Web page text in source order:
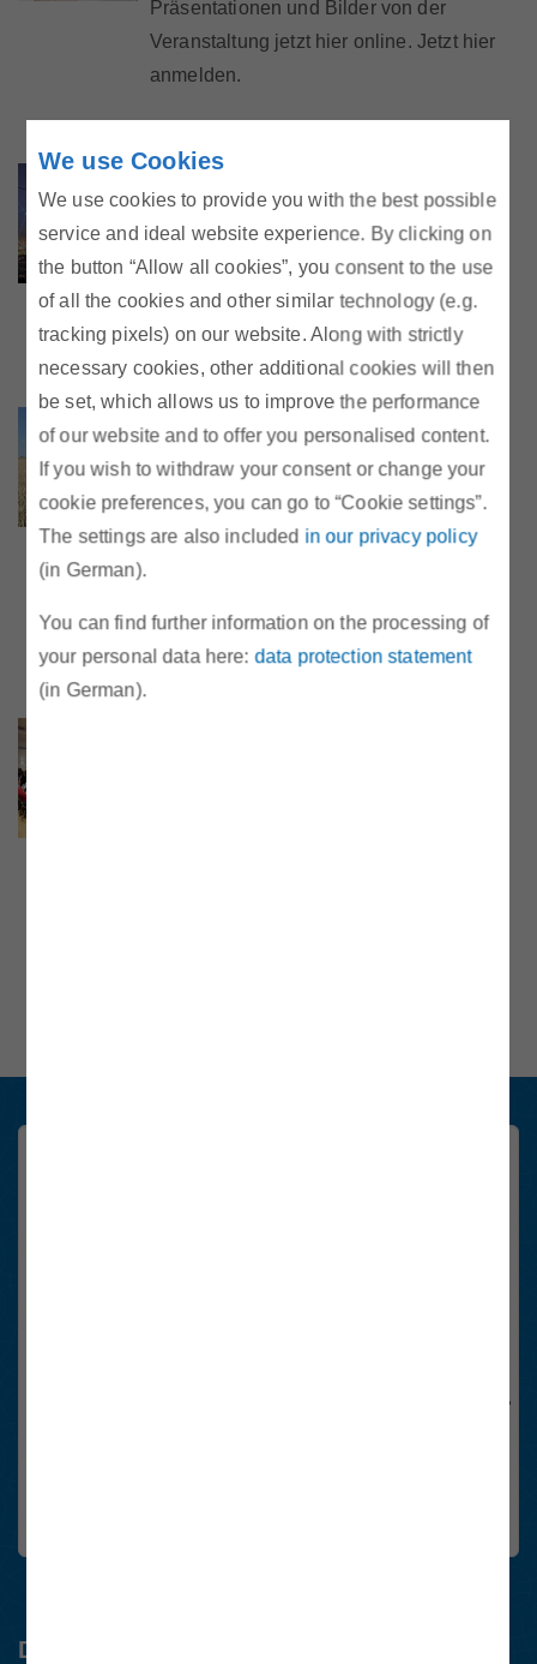
We use Cookies
We use cookies to provide you with the best possible
service and ideal website experience. By clicking on
the button “Allow all cookies”, you consent to the use
of all the cookies and other similar technology (e.g.
tracking pixels) on our website. Along with strictly
necessary cookies, other additional cookies will then
be set, which allows us to improve the performance
of our website and to offer you personalised content.
If you wish to withdraw your consent or change your
cookie preferences, you can go to “Cookie settings”.
The settings are also included in our privacy policy
(in German).
You can find further information on the processing of
your personal data here:data protection statement
(in German).
Marktteilnehmer
Über Uns
Präsentationen und Bilder von der
Veranstaltung jetzt hier online. Jetzt hier
anmelden.
deren Auswirkungen
Fachtagung von Montag, 7. Oktober 2019
Fachtagung: Clean Energy
Package
"Clean Energy Package -
richtungsweisend für die Stromzukunft?"
Livestreamaufzeichnung jetzt online!
Die E-Control
Captcha ⇗